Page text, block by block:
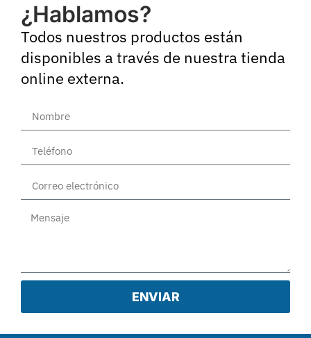
¿Hablamos?
Todos nuestros productos están
disponibles a través de nuestra tienda
online externa.
ENVIAR